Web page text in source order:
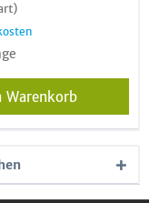
Warenkorb